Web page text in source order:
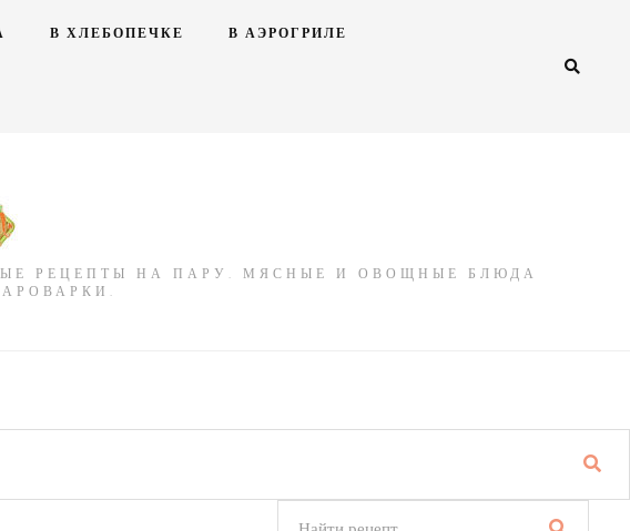
В ХЛЕБОПЕЧКЕ В АЭРОГРИЛЕ
РЕЦЕПТЫ НА ПАРУ. МЯСНЫЕ И ОВОЩНЫЕ БЛЮДА